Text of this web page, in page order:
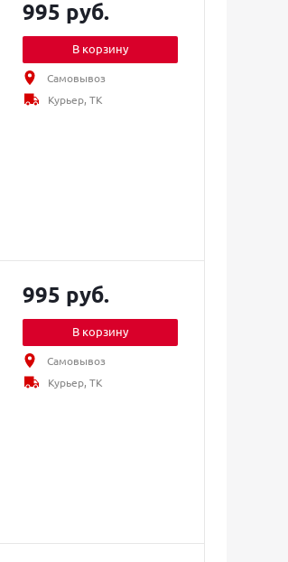
995 руб.
В корзину
Самовывоз
Курьер, ТК
995 руб.
В корзину
Самовывоз
Курьер, ТК